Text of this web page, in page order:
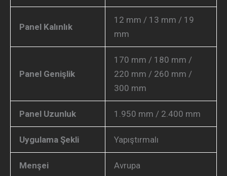
Panel Kalınlık
12 mm / 13 mm / 19
mm
Panel Genişlik
170 mm / 180 mm /
220 mm / 260 mm /
300 mm
Panel Uzunluk 1.950 mm / 2.400 mm
Uygulama Şekli Yapıştırmalı
Menşei Avrupa